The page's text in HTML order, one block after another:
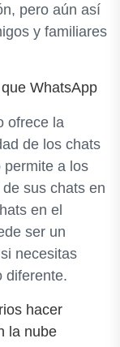
pero aún así
y familiares
WhatsApp
ofrece la
de los chats
permite a los
sus chats en
en el
ser un
necesitas
diferente.
hacer
la nube